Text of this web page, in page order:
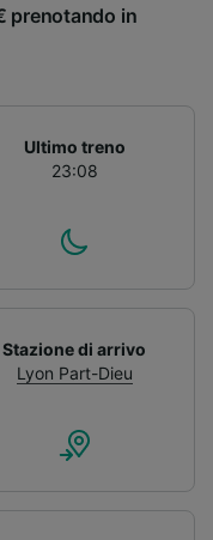
prenotando in
Ultimo treno
23:08
Stazione di arrivo
Lyon Part-Dieu